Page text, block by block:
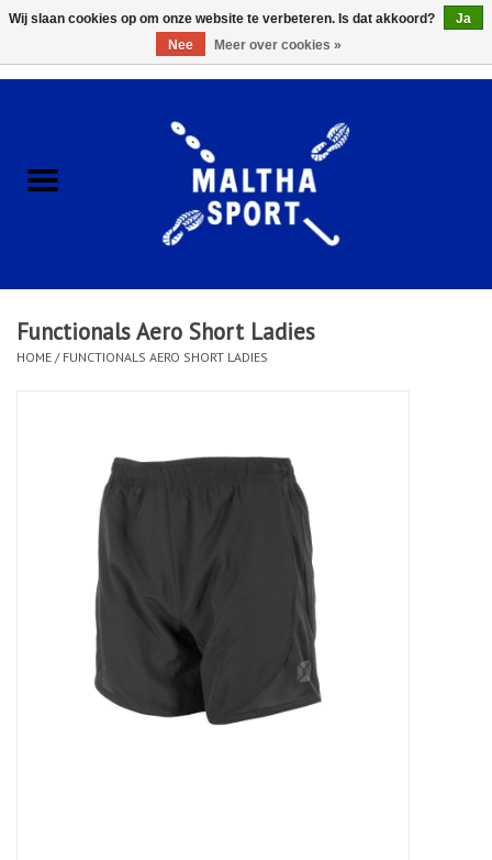
ACCESSOIRES/HARDWARE
KLEDING
CLUBSHOPS
Afspraak Loop Analyse
Functionals Aero Short Ladies
HOME / FUNCTIONALS AERO SHORT LADIES
Wij slaan cookies op om onze website te verbeteren. Is dat akkoord?
Ja
Nee
Meer over cookies »